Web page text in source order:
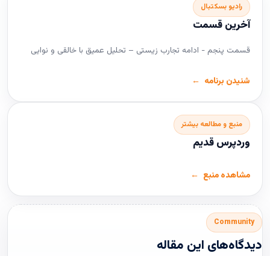
رادیو بسکتبال
آخرین قسمت
قسمت پنجم - ادامه تجارب زیستی – تحلیل عمیق با خالقی و نوایی
شنیدن برنامه
منبع و مطالعه بیشتر
وردپرس قدیم
مشاهده منبع
Community
دیدگاه‌های این مقاله